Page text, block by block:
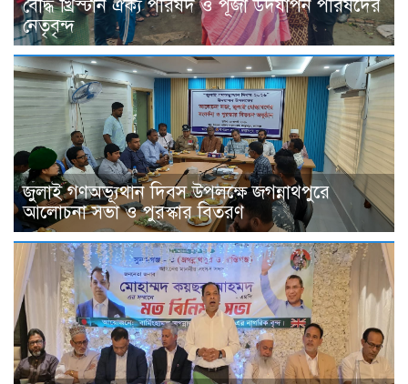
বৌদ্ধ খ্রিস্টান ঐক্য পরিষদ ও পূজা উদযাপন পরিষদের
নেতৃবৃন্দ
জুলাই গণঅভ্যূথান দিবস উপলক্ষে জগন্নাথপুরে
আলোচনা সভা ও পুরস্কার বিতরণ